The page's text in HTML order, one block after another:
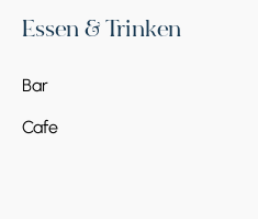
Essen & Trinken
Bar
Cafe